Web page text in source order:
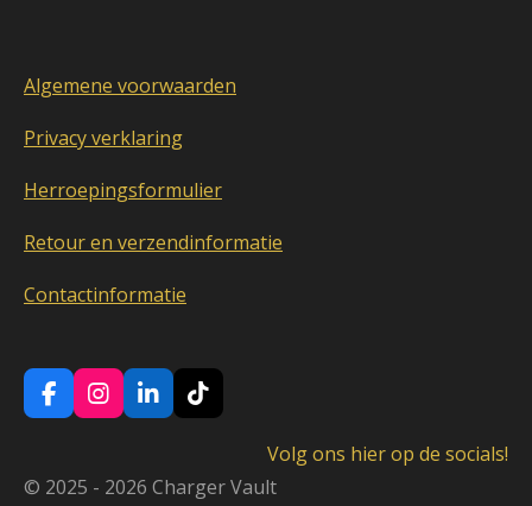
Algemene voorwaarden
Privacy verklaring
Herroepingsformulier
Retour en verzendinformatie
Contactinformatie
F
a
b
I
n
a
L
i
e
T
i
o
Volg ons hier op de socials!
© 2025 - 2026 Charger Vault